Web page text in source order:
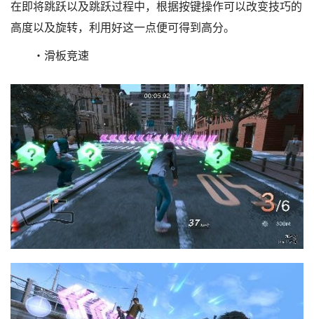
在即将跳跃以及跳跃过程中，根据按键操作可以改变技巧的
高度以及旋转，利用好这一点便可得到高分。
・滑板竞速